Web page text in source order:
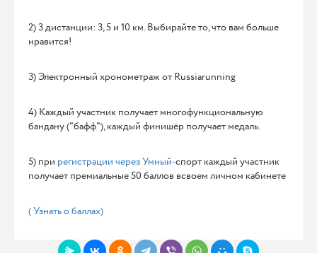
2) 3 дистанции: 3, 5 и 10 км. Выбирайте то, что вам больше
нравится!
3) Электронный хронометраж от Russiarunning
4) Каждый участник получает многофункциональную
бандану ("бафф"), каждый финишёр получает медаль.
5) при регистрации через Умный-спорт каждый участник
получает премиальные 50 баллов всвоем личном кабинете
( Узнать о баллах)